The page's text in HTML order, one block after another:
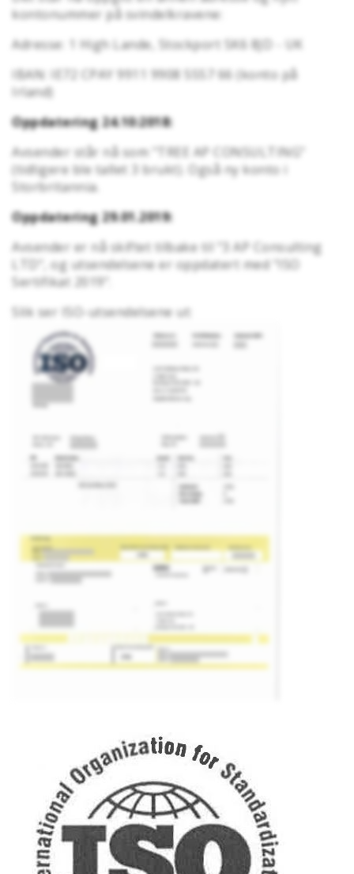
kontonummer på svindelkravene:
Adresse: 1 High Lande, Stockport SK6 8JD - UK
IBAN: IE72 CPAY 9911 9908 5557 66 (konto på
Irland)
Oppdatering 24.10:2018:
Avsender står nå som "TREE AP CONSULTING"
(tidligere ble tallet 3 brukt). Også ny konto i
Storbritannia.
Oppdatering 29.01.2019:
Avsender er nå skiftet tilbake til "3 AP Consulting
LTD", og utsendelsene er oppdatert med "ISO
Sertifikat 2019".
Slik ser ISO-utsendelsene ut: